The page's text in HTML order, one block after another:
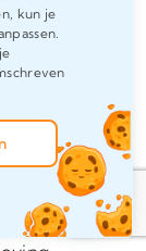
kun je
tijdens